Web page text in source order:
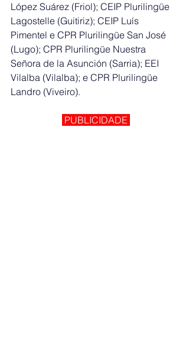
López Suárez (Friol); CEIP Plurilingüe
Lagostelle (Guitiriz); CEIP Luís
Pimentel e CPR Plurilingüe San José
(Lugo); CPR Plurilingüe Nuestra
Señora de la Asunción (Sarria); EEI
Vilalba (Vilalba); e CPR Plurilingüe
Landro (Viveiro).
PUBLICIDADE